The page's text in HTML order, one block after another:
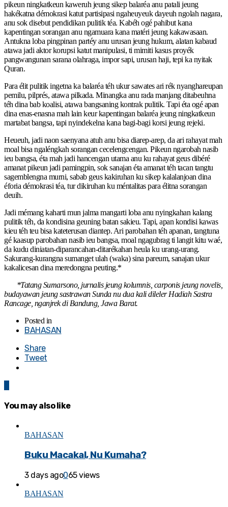
pikeun ningkatkeun kaweruh jeung sikep balaréa anu patali jeung
hakékatna démokrasi katut partisipasi ngaheuyeuk dayeuh ngolah nagara,
anu sok disebut pendidikan pulitik téa. Kabéh ogé pahibut kana
kapentingan sorangan anu ngamuara kana matéri jeung kakawasaan.
Antukna loba pingpinan partéy anu urusan jeung hukum, alatan kabaud
atawa jadi aktor korupsi katut manipulasi, ti mimiti kasus proyék
pangwangunan sarana olahraga, impor sapi, urusan haji, tepi ka nyitak
Quran.
Para élit pulitik ingetna ka balaréa téh ukur sawates ari rék nyanghareupan
pemilu, pilprés, atawa pilkada. Minangka anu rada manjang ditabeuhna
téh dina bab koalisi, atawa bangsaning kontrak pulitik. Tapi éta ogé apan
dina enas-enasna mah lain keur kapentingan balaréa jeung ningkatkeun
martabat bangsa, tapi nyindekelna kana bagi-bagi korsi jeung rejeki.
Heueuh, jadi naon saenyana atuh anu bisa diarep-arep, da ari rahayat mah
moal bisa ngaléngkah sorangan cecelengcengan. Pikeun ngarobah nasib
ieu bangsa, éta mah jadi hancengan utama anu ku rahayat geus dibéré
amanat pikeun jadi pamingpin, sok sanajan éta amanat téh tacan tangtu
sagemblengna murni, sabab geus kakiruhan ku sikep kalalanjoan dina
éforia démokrasi téa, tur dikiruhan ku méntalitas para élitna sorangan
deuih.
Jadi mémang kaharti mun jalma mangarti loba anu nyingkahan kalang
pulitik téh, da kondisina geuning batan sakieu. Tapi, apan kondisi kawas
kieu téh teu bisa kateterusan diantep. Ari parobahan téh apanan, tangtuna
gé kaasup parobahan nasib ieu bangsa, moal ngagubrag ti langit kitu waé,
da kudu diniatan-diparancahan-ditarékahan heula ku urang-urang.
Sakurang-kurangna sumanget ulah (waka) sina pareum, sanajan ukur
kakalicesan dina meredongna peuting.*
*Tatang Sumarsono, jurnalis jeung kolumnis, carponis jeung novelis,
budayawan jeung sastrawan Sunda nu dua kali dileler Hadiah Sastra
Rancage, nganjrek di Bandung, Jawa Barat.
Posted in
BAHASAN
Share
Tweet
You may also like
BAHASAN
Buku Macakal, Nu Kumaha?
3 days ago065 views
BAHASAN